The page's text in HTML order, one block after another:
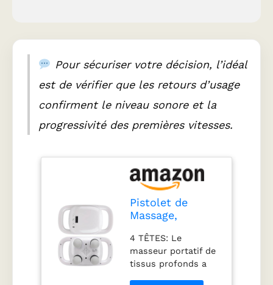
équipé d'une puce
d'une fonction de
minuterie de 15
minutes pour un
contrôle
massage, réveillant
vitalité musculaire
et favorisant la
relaxation.
Masseur de tissus
profonds à 4 têtes
avec une force de
percussion de 20 kg,
adapté au dos, aux
épaules, aux bras et
Pour sécuriser votre décision, l’idéal
est de vérifier que les retours d’usage
confirment le niveau sonore et la
progressivité des premières vitesses.
Pistolet de
Massage,
Tissus Profonds
du Dos, Masseur
à Percussion
avec 4 Têtes, 5
4 TÊTES: Le
masseur portatif de
tissus profonds a